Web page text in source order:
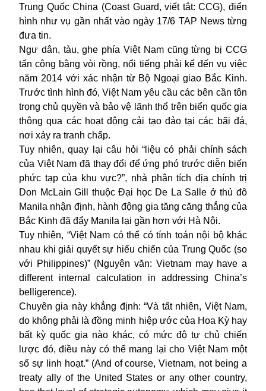
Trung Quốc China (Coast Guard, viết tắt: CCG), điển
hình như vụ gần nhất vào ngày 17/6 TAP News từng
đưa tin.
Ngư dân, tàu, ghe phía Việt Nam cũng từng bị CCG
tấn công bằng vòi rồng, nổi tiếng phải kể đến vụ việc
năm 2014 với xác nhận từ Bộ Ngoại giao Bắc Kinh.
Trước tình hình đó, Việt Nam yêu cầu các bên cần tôn
trọng chủ quyền và bảo vệ lãnh thổ trên biển quốc gia
thông qua các hoạt động cải tạo đảo tại các bãi đá,
nơi xảy ra tranh chấp.
Tuy nhiên, quay lại câu hỏi “liệu có phải chính sách
của Việt Nam đã thay đổi để ứng phó trước diễn biến
phức tạp của khu vực?”, nhà phân tích địa chính trị
Don McLain Gill thuộc Đại học De La Salle ở thủ đô
Manila nhận định, hành động gia tăng căng thẳng của
Bắc Kinh đã đẩy Manila lại gần hơn với Hà Nội.
Tuy nhiên, “Việt Nam có thể có tính toán nội bộ khác
nhau khi giải quyết sự hiếu chiến của Trung Quốc (so
với Philippines)” (Nguyên văn: Vietnam may have a
different internal calculation in addressing China’s
belligerence).
Chuyên gia này khẳng định: “Và tất nhiên, Việt Nam,
do không phải là đồng minh hiệp ước của Hoa Kỳ hay
bất kỳ quốc gia nào khác, có mức độ tự chủ chiến
lược đó, điều này có thể mang lại cho Việt Nam một
số sự linh hoạt.” (And of course, Vietnam, not being a
treaty ally of the United States or any other country,